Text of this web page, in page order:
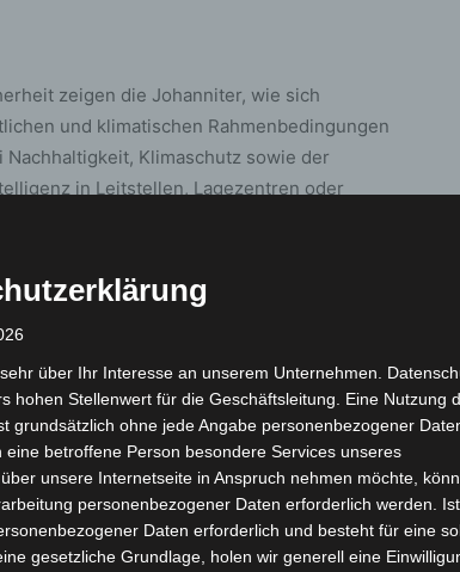
zeigen die Johanniter, wie sich
und klimatischen Rahmenbedingungen
Klimaschutz sowie der
in Leitstellen, Lagezentren oder
mit moderner Medizintechnik und
Krisenlagen eine schnelle, koordinierte
Anspruch der Johanniter auf den Punkt:
Es geht darum, unsere Zukunft zu sichern.
um auf künftige Krisen adäquat vorbereitet
über Ihr Interesse an unserem Unternehmen.
hohen Stellenwert für die Geschäftsleitung. Eine Nutzung
grundsätzlich ohne jede Angabe personenbezogener
eine betroffene Person besondere Services unseres
unsere Internetseite in Anspruch nehmen möchte,
personenbezogener Daten erforderlich werden.
Daten erforderlich und besteht für eine
gesetzliche Grundlage, holen wir generell eine